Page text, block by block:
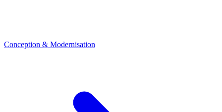
Conception & Modernisation